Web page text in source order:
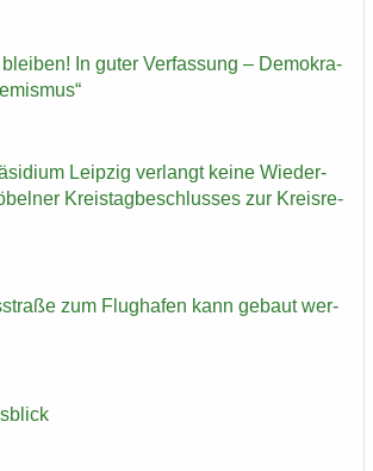
blei­ben! In guter Ver­fas­sung – De­mo­kra­
Leip­zig ver­langt keine Wie­der­
Kreis­tag­be­schlus­ses zur Kreis­re­
zum Flug­ha­fen kann ge­baut wer­